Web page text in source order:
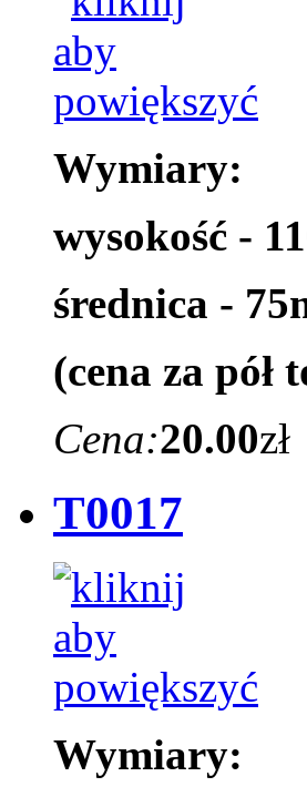
Wymiary:
wysokość -
średnica -
(cena za pół
Cena:20.00zł
T0017
Wymiary: